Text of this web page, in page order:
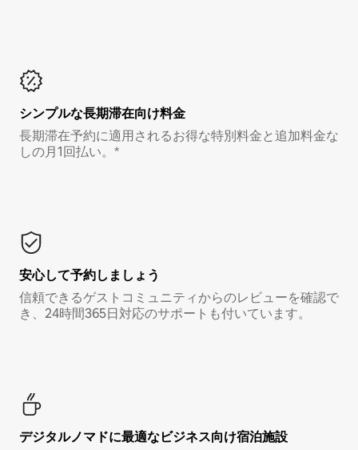
シンプルな長期滞在向け料金
長期滞在予約に適用されるお得な特別料金と追加料金な
しの月1回払い。*
安心して予約しましょう
信頼できるゲストコミュニティからのレビューを確認で
き、24時間365日対応のサポートも付いています。
デジタルノマド⁠に最⁠適⁠なビ⁠ジ⁠ネ⁠ス⁠向⁠け宿⁠泊⁠施⁠設